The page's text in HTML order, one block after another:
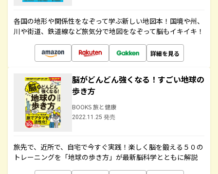
各国の地形や関係性をなぞって学ぶ新しい地図本！国境や州、
川や街道、鉄道線など旅気分で地図をなぞって脳もイキイキ！
詳細を見る
脳がどんどん強くなる！すごい地球の
歩き方
BOOKS 旅と健康
2022.11.25 発売
旅先で、近所で、自宅で今すぐ実践！楽しく脳を鍛える５０の
トレーニングを「地球の歩き方」が最新脳科学とともに解説